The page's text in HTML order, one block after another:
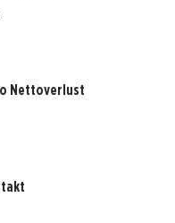
Nettoverlust